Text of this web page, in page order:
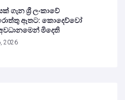
ගැන ශ්‍රී ලංකාවේ
ඈතට: කොදෙව්වෝ
මිදෙති
2026